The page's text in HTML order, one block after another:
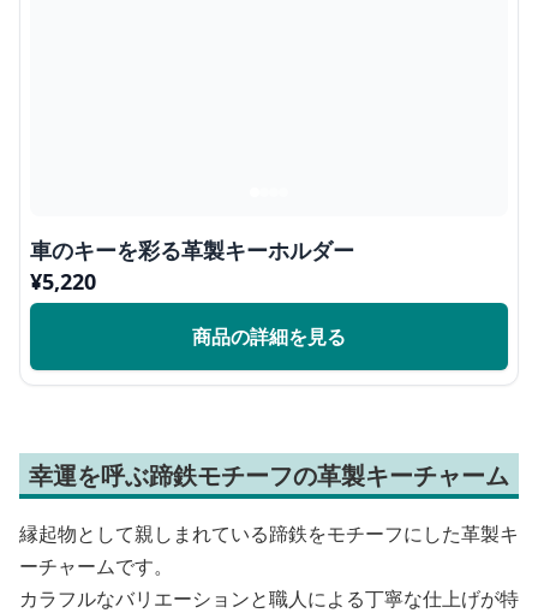
車のキーを彩る革製キーホルダー
¥5,220
商品の詳細を見る
幸運を呼ぶ蹄鉄モチーフの革製キーチャーム
縁起物として親しまれている蹄鉄をモチーフにした革製キ
ーチャームです。
カラフルなバリエーションと職人による丁寧な仕上げが特